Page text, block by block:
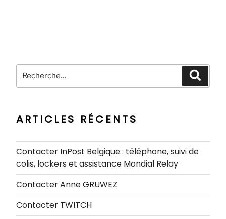
Recherche
pour
ARTICLES RÉCENTS
Contacter InPost Belgique : téléphone, suivi de
colis, lockers et assistance Mondial Relay
Contacter Anne GRUWEZ
Contacter TWITCH